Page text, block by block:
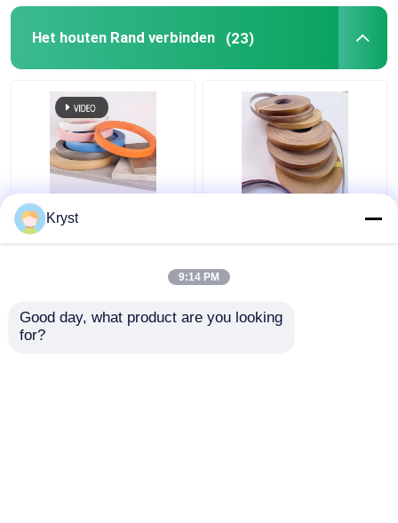
Het houten Rand verbinden (23)
0.6 mm 1 mm
Houtgraan PVC Wit
Multiscene hardhouten
voor geautomatiseerde
productie
Kryst
9:14 PM
Good day, what product are you looking
for?